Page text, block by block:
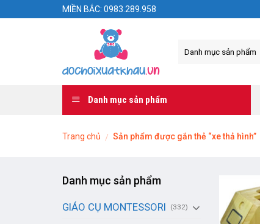
MIỀN BẮC: 0983.289.958
Danh mục sản phẩm
Trang chủ / Sản phẩm được gắn thẻ “xe thả hình”
Danh mục sản phẩm
GIÁO CỤ MONTESSORI (332)